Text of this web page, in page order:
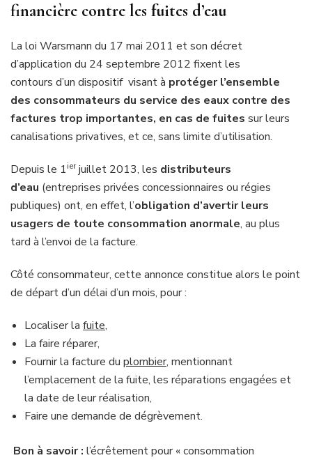
financière contre les fuites d’eau
La loi Warsmann du 17 mai 2011 et son décret
d’application du 24 septembre 2012 fixent les
contours d’un dispositif visant à protéger l’ensemble
des consommateurs du service des eaux contre des
factures trop importantes, en cas de fuites sur leurs
canalisations privatives, et ce, sans limite d’utilisation.
Depuis le 1ierjuillet 2013, les distributeurs
d’eau (entreprises privées concessionnaires ou régies
publiques) ont, en effet, l’obligation d’avertir leurs
usagers de toute consommation anormale, au plus
tard à l’envoi de la facture.
Côté consommateur, cette annonce constitue alors le point
de départ d’un délai d’un mois, pour :
Localiser la fuite,
La faire réparer,
Fournir la facture du plombier, mentionnant
l’emplacement de la fuite, les réparations engagées et
la date de leur réalisation,
Faire une demande de dégrèvement.
Bon à savoir : l’écrêtement pour « consommation